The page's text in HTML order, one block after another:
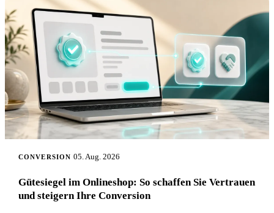
CONVERSION 05. Aug. 2026
Gütesiegel im Onlineshop: So schaffen Sie Vertrauen
und steigern Ihre Conversion